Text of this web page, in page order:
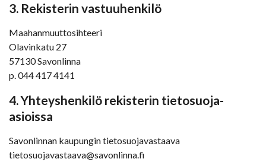
3. Rekisterin vastuuhenkilö
Maahanmuuttosihteeri
Olavinkatu 27
57130 Savonlinna
p. 044 417 4141
4. Yhteyshenkilö rekisterin tietosuoja-
asioissa
Savonlinnan kaupungin tietosuojavastaava
tietosuojavastaava@savonlinna.fi